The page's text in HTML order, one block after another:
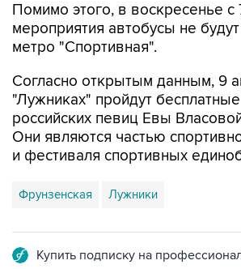
Помимо этого, в воскресенье с
мероприятия автобусы не
метро "Спортивная".
Согласно открытым данным, 9
"Лужниках" пройдут
российских певиц Евы
Они являются частью
и фестиваля спортивных
Фрунзенская Лужники
Купить подписку на